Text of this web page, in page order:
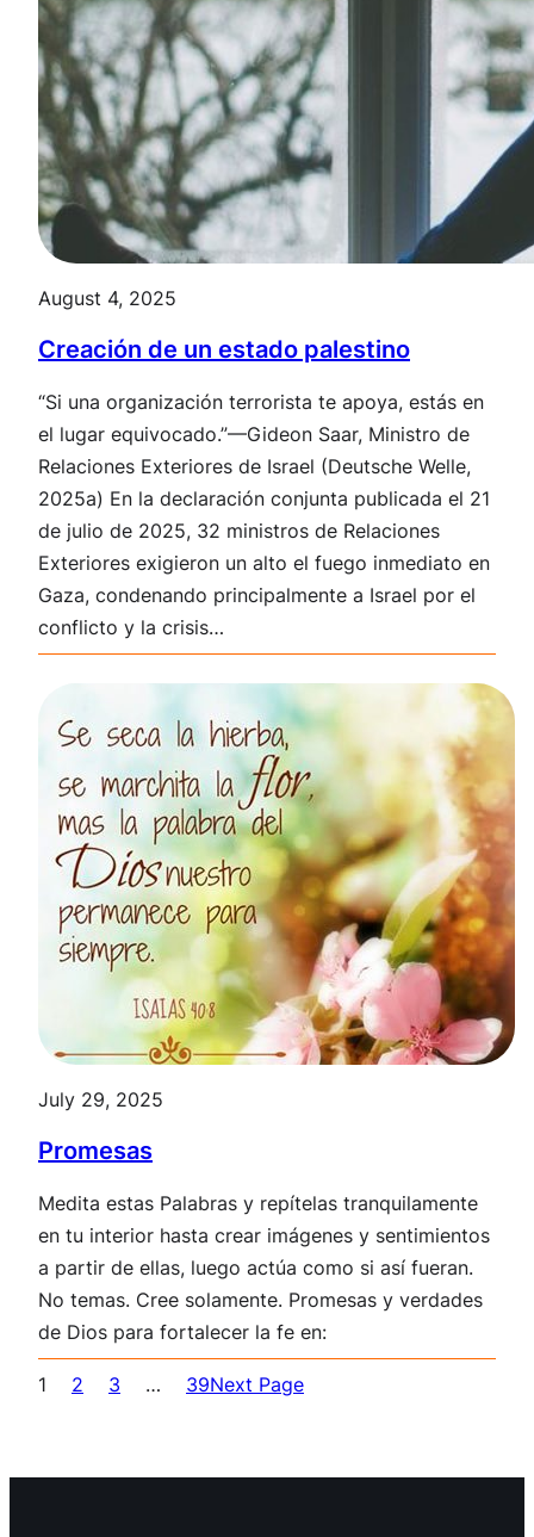
August 4, 2025
Creación de un estado palestino
“Si una organización terrorista te apoya, estás en
el lugar equivocado.”—Gideon Saar, Ministro de
Relaciones Exteriores de Israel (Deutsche Welle,
2025a) En la declaración conjunta publicada el 21
de julio de 2025, 32 ministros de Relaciones
Exteriores exigieron un alto el fuego inmediato en
Gaza, condenando principalmente a Israel por el
conflicto y la crisis…
July 29, 2025
Promesas
Medita estas Palabras y repítelas tranquilamente
en tu interior hasta crear imágenes y sentimientos
a partir de ellas, luego actúa como si así fueran.
No temas. Cree solamente. Promesas y verdades
de Dios para fortalecer la fe en:
1 2 3 … 39Next Page